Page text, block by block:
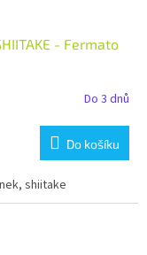
- Fermato
Do 3 dnů
Do košíku
shiitake